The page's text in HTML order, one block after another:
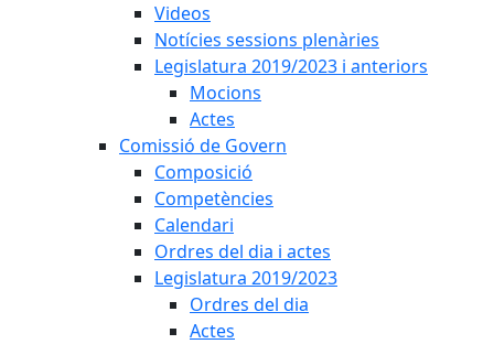
Videos
Notícies sessions plenàries
Legislatura 2019/2023 i anteriors
Mocions
Actes
Comissió de Govern
Composició
Competències
Calendari
Ordres del dia i actes
Legislatura 2019/2023
Ordres del dia
Actes